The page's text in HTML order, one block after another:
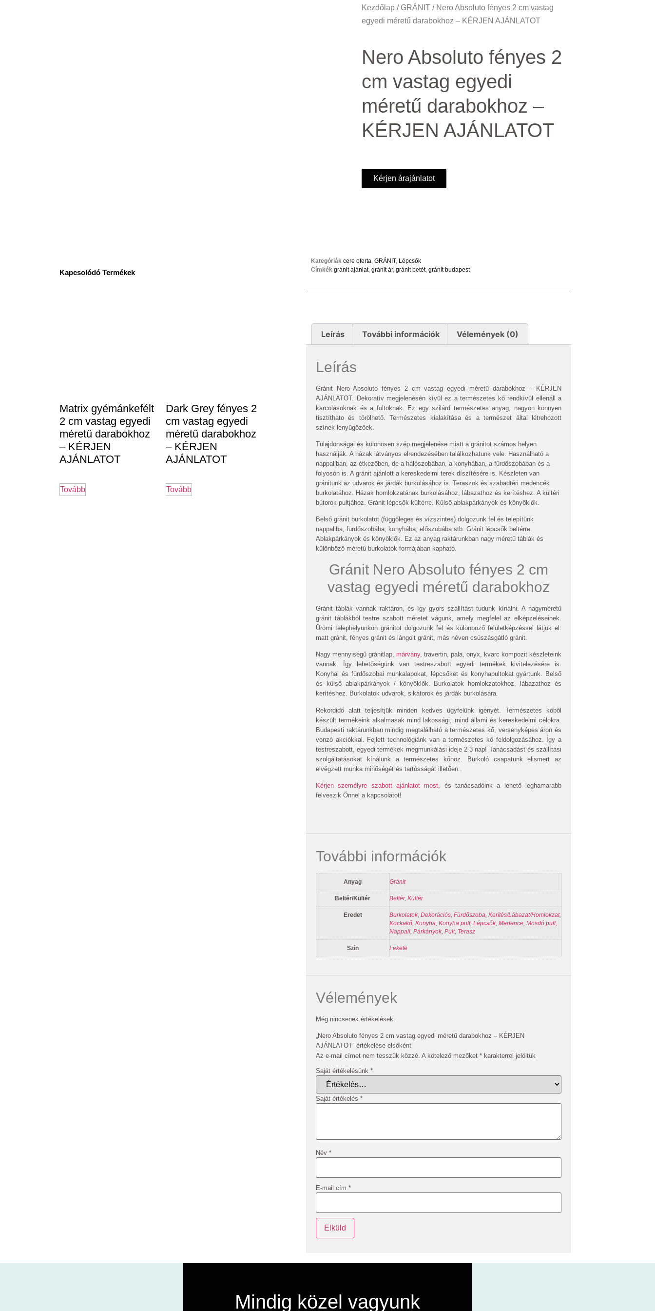
Kezdőlap / GRÁNIT / Nero Absoluto fényes 2 cm vastag
egyedi méretű darabokhoz – KÉRJEN AJÁNLATOT
Nero Absoluto fényes 2
cm vastag egyedi
méretű darabokhoz –
KÉRJEN AJÁNLATOT
Kérjen árajánlatot
Kapcsolódó Termékek
Matrix gyémánkefélt
2 cm vastag egyedi
méretű darabokhoz
– KÉRJEN
AJÁNLATOT
Tovább
Dark Grey fényes 2
cm vastag egyedi
méretű darabokhoz
– KÉRJEN
AJÁNLATOT
Tovább
Kategóriák cere oferta, GRÁNIT, Lépcsők
Címkék gránit ajánlat, gránit ár, gránit betét, gránit budapest
Leírás További információk Vélemények (0)
Leírás
Gránit Nero Absoluto fényes 2 cm vastag egyedi méretű darabokhoz – KÉRJEN
AJÁNLATOT. Dekoratív megjelenésén kívül ez a természetes kő rendkívül ellenáll a
karcolásoknak és a foltoknak. Ez egy szilárd természetes anyag, nagyon könnyen
tisztíthato és törölhető. Természetes kialakítása és a természet által létrehozott
színek lenyűgözőek.
Tulajdonságai és különösen szép megjelenése miatt a gránitot számos helyen
használják. A házak látványos elrendezésében találkozhatunk vele. Használható a
nappaliban, az étkezőben, de a hálószobában, a konyhában, a fürdőszobában és a
folyosón is. A gránit ajánlott a kereskedelmi terek díszítésére is. Készleten van
gránitunk az udvarok és járdák burkolásához is. Teraszok és szabadtéri medencék
burkolatához. Házak homlokzatának burkolásához, lábazathoz és kerítéshez. A kültéri
bútorok pultjához. Gránit lépcsők kültérre. Külső ablakpárkányok és könyöklők.
Belső gránit burkolatot (függőleges és vízszintes) dolgozunk fel és telepítünk
nappaliba, fürdőszobába, konyhába, előszobába stb. Gránit lépcsők beltérre.
Ablakpárkányok és könyöklők. Ez az anyag raktárunkban nagy méretű táblák és
különböző méretű burkolatok formájában kapható.
Gránit Nero Absoluto fényes 2 cm
vastag egyedi méretű darabokhoz
Gránit táblák vannak raktáron, és így gyors szállítást tudunk kínálni. A nagyméretű
gránit táblákból testre szabott méretet vágunk, amely megfelel az elképzeléseinek.
Ürömi telephelyünkön gránitot dolgozunk fel és különböző felületképzéssel látjuk el:
matt gránit, fényes gránit és lángolt gránit, más néven csúszásgátló gránit.
Nagy mennyiségű gránitlap, márvány, travertin, pala, onyx, kvarc kompozit készleteink
vannak. Így lehetőségünk van testreszabott egyedi termékek kivitelezésére is.
Konyhai és fürdőszobai munkalapokat, lépcsőket és konyhapultokat gyártunk. Belső
és külső ablakpárkányok / könyöklők. Burkolatok homlokzatokhoz, lábazathoz és
kerítéshez. Burkolatok udvarok, sikátorok és járdák burkolására.
Rekordidő alatt teljesítjük minden kedves ügyfelünk igényét. Természetes kőből
készült termékeink alkalmasak mind lakossági, mind állami és kereskedelmi célokra.
Budapesti raktárunkban mindig megtalálható a természetes kő, versenyképes áron és
vonzó akciókkal. Fejlett technológiánk van a természetes kő feldolgozásához. Így a
testreszabott, egyedi termékek megmunkálási ideje 2-3 nap! Tanácsadást és szállítási
szolgáltatásokat kínálunk a természetes kőhöz. Burkoló csapatunk elismert az
elvégzett munka minőségét és tartósságát illetően..
Kérjen személyre szabott ajánlatot most,
és tanácsadóink a lehető leghamarabb
felveszik Önnel a kapcsolatot!
További információk
Anyag Gránit
Beltér/Kültér Beltér, Kültér
Eredet Burkolatok Dekorációs Fürdőszoba Kerítés/Lábazat/Homlokzat,
Kockakő Konyha Konyha pult, Lépcsők Medence Mosdó pult,
Nappali Párkányok Pult, Terasz
Szín Fekete
Vélemények
Még nincsenek értékelések.
„Nero Absoluto fényes 2 cm vastag egyedi méretű darabokhoz – KÉRJEN
AJÁNLATOT” értékelése elsőként
Az e-mail címet nem tesszük közzé. A kötelező mezőket * karakterrel jelöltük
Saját értékelésünk *
Saját értékelés *
Név *
E-mail cím *
Mindig közel vagyunk